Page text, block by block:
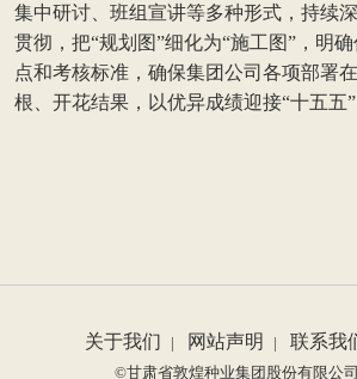
集中研讨、班组宣讲等多种形式，持续
贯彻，把“规划图”细化为“施工图”，明
点和考核标准，确保集团公司各项部署
根、开花结果，以优异成绩迎接“十五五”
关于我们 | 网站声明 | 联系我
©甘肃省敦煌种业集团股份有限公